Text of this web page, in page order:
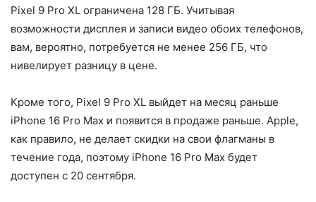
Pixel 9 Pro XL ограничена 128 ГБ. Учитывая
возможности дисплея и записи видео обоих телефонов,
вам, вероятно, потребуется не менее 256 ГБ, что
нивелирует разницу в цене.
Кроме того, Pixel 9 Pro XL выйдет на месяц раньше
iPhone 16 Pro Max и появится в продаже раньше. Apple,
как правило, не делает скидки на свои флагманы в
течение года, поэтому iPhone 16 Pro Max будет
доступен с 20 сентября.